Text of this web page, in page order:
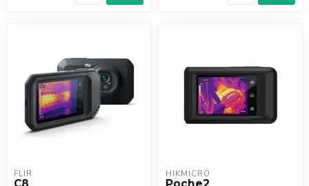
FLIR HIKMICRO